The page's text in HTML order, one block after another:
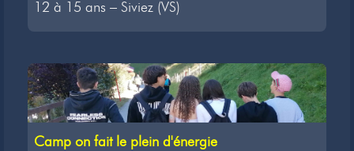
12 à 15 ans – Siviez (VS)
Camp on fait le plein d'énergie